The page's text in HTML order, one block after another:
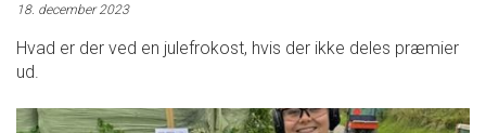
18. december 2023
Hvad er der ved en julefrokost, hvis der ikke deles præmier
ud.